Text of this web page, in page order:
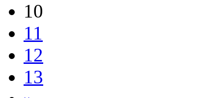
10
11
12
13